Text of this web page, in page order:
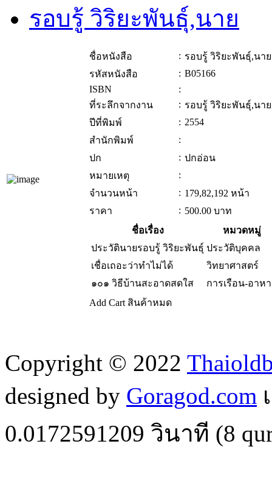
รอบรู้ วิริยะพันธุ์,นาย
ชื่อหนังสือ : รอบรู้ วิริยะพันธุ์,นาย
รหัสหนังสือ
: B05166
ISBN
:
ที่ระลึกจากงาน
: รอบรู้ วิริยะพันธุ์,นาย
ปีที่พิมพ์
: 2554
สำนักพิมพ์
:
ปก
: ปกอ่อน
หมายเหตุ
:
จำนวนหน้า
: 179,82,192 หน้า
ราคา
: 500.00 บาท
ชื่อเรื่อง
หมวดหมู่
ประวัตินายรอบรู้ วิริยะพันธุ์ ประวัติบุคคล
เชื่อเถอะว่าทำไม่ได้
วิทยาศาสตร์
๑๐๑ วิธีบ้านสะอาดสดใส
การเรือน-อาห
Add Cart สินค้าหมด
Copyright © 2022
designed by Goragod.com
0.0172591209 วินาที (8